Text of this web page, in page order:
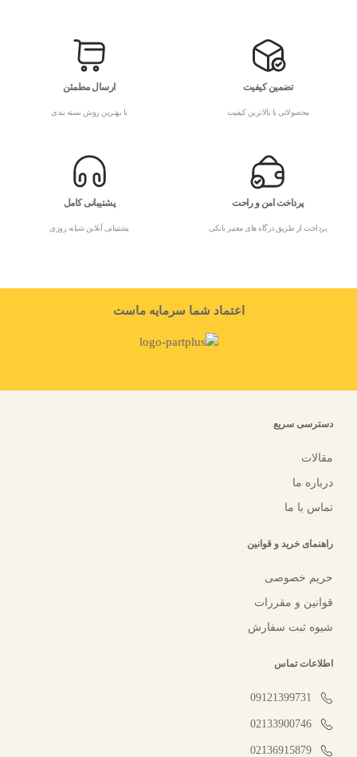
تضمین کیفیت
محصولاتی با بالاترین کیفیت
ارسال مطمئن
با بهترین روش بسته بندی
پرداخت امن و راحت
پرداخت از طریق درگاه های معتبر بانکی
پشتیبانی کامل
پشتیبانی آنلاین شبانه روزی
اعتماد شما سرمایه ماست
دسترسی سریع
مقالات
درباره ما
تماس با ما
راهنمای خرید و قوانین
حریم خصوصی
قوانین و مقررات
شیوه ثبت سفارش
اطلاعات تماس
09121399731
02133900746
02136915879